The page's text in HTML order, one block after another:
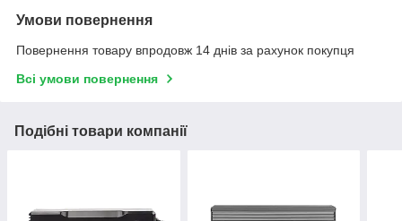
Умови повернення
Повернення товару впродовж 14 днів за рахунок покупця
Всі умови повернення
Подібні товари компанії